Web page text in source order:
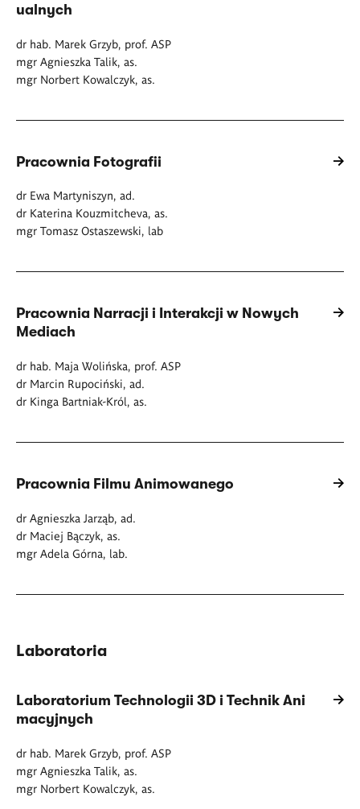
ualnych
dr hab. Marek Grzyb, prof. ASP
mgr Agnieszka Talik, as.
mgr Norbert Kowalczyk, as.
Pracownia Fotografii
dr Ewa Martyniszyn, ad.
dr Katerina Kouzmitcheva, as.
mgr Tomasz Ostaszewski, lab
Pracownia Narracji i Interakcji w Nowych
Mediach
dr hab. Maja Wolińska, prof. ASP
dr Marcin Rupociński, ad.
dr Kinga Bartniak-Król, as.
Pracownia Filmu Animowanego
dr Agnieszka Jarząb, ad.
dr Maciej Bączyk, as.
mgr Adela Górna, lab.
Laboratoria
Laboratorium Technologii 3D i Technik Ani
macyjnych
dr hab. Marek Grzyb, prof. ASP
mgr Agnieszka Talik, as.
mgr Norbert Kowalczyk, as.